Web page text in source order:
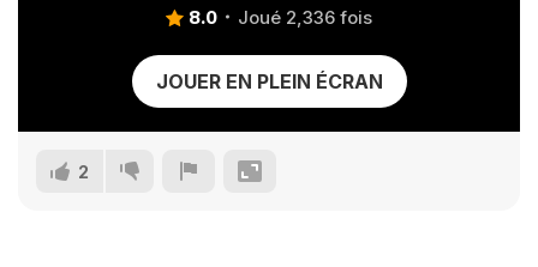
8.0 Joué 2,336 fois
JOUER EN PLEIN ÉCRAN
2